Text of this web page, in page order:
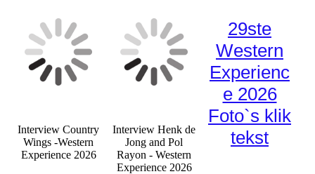
Interview Country
Wings -Western
Experience 2026
Interview Henk de
Jong and Pol
Rayon - Western
Experience 2026
29ste
Western
Experienc
e 2026
Foto`s klik
tekst